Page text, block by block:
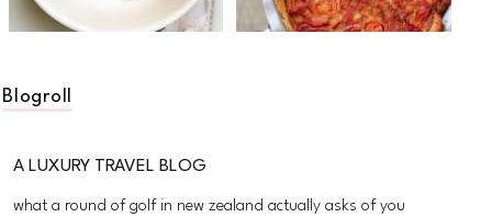
Blogroll
A LUXURY TRAVEL BLOG
what a round of golf in new zealand actually asks of you